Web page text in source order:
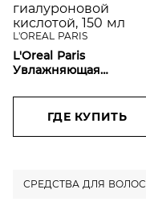
L'OREAL PARIS
L'Oreal Paris
Увлажняющая
придания объема
Elseve, Гиалурон
Наполнитель, для
кислотой, 150 мл
ГДЕ КУПИТЬ
СРЕДСТВА ДЛЯ ВОЛОС